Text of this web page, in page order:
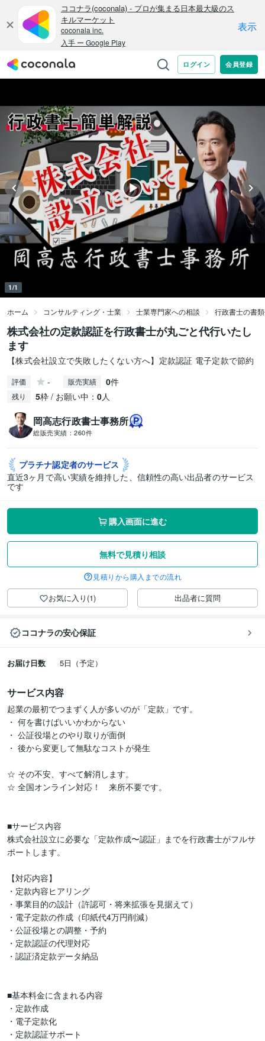
1/1
ホーム コンサルティング・士業 士業専門家への相談 行政書士の書
株式会社の定款認証を行政書士が丸ごと代行いたし
ます
【株式会社設立で失敗したくない方へ】定款認証 電子定款で節約
評価 - 販売実績 0件
残り 5枠 / お願い中： 0人
岡高志行政書士事務所
総販売実績： 260件
プラチナ認定者のサービス
直近3ヶ月で高い実績を維持した、信頼性の高い出品者のサービス
です
購入画面に進む
無料で見積り相談
見積りから購入までの流れ
お気に入り(1) 出品者に質問
ココナラの安心保証
お届け日数 5日（予定）
サービス内容
起業の最初でつまずく人が多いのが「定款」です。
・ 何を書けばいいかわからない
・ 公証役場とのやり取りが面倒
・ 後から変更して無駄なコストが発生
☆ その不安、すべて解消します。
☆ 全国オンライン対応！　来所不要です。
■サービス内容
株式会社設立に必要な「定款作成〜認証」までを行政書士がフルサ
ポートします。
【対応内容】
・定款内容ヒアリング
・事業目的の設計（許認可・将来拡張を見据えて）
・電子定款の作成（印紙代4万円削減）
・公証役場との調整・予約
・定款認証の代理対応
・認証済定款データ納品
■基本料金に含まれる内容
・定款作成
・電子定款化
・定款認証サポート